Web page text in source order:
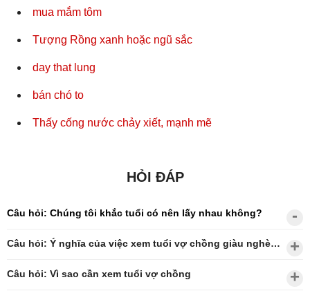
mua mắm tôm
Tượng Rồng xanh hoặc ngũ sắc
day that lung
bán chó to
Thấy cống nước chảy xiết, mạnh mẽ
HỎI ĐÁP
Câu hỏi: Chúng tôi khắc tuổi có nên lấy nhau không?
Câu hỏi: Ý nghĩa của việc xem tuổi vợ chồng giàu nghèo?
Câu hỏi: Vì sao cần xem tuổi vợ chồng